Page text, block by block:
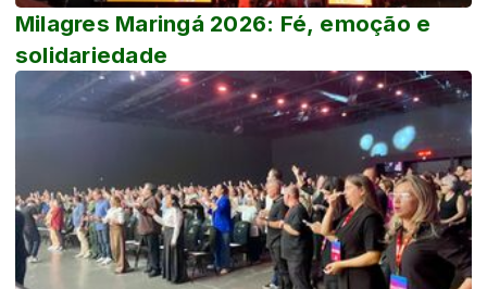
Milagres Maringá 2026: Fé, emoção e
solidariedade